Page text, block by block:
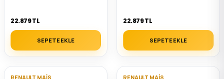
Parça
22.879 TL
SEPETE EKLE
22.879 TL
SEPETE EKLE
RENAULT MAIS RENAULT MAIS